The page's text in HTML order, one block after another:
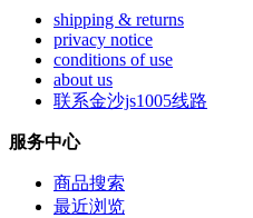
shipping & returns
privacy notice
conditions of use
about us
联系金沙js1005线路
服务中心
商品搜索
最近浏览